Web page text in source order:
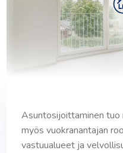
Asuntosijoittaminen tuo
myös vuokranantajan
vastuualueet ja